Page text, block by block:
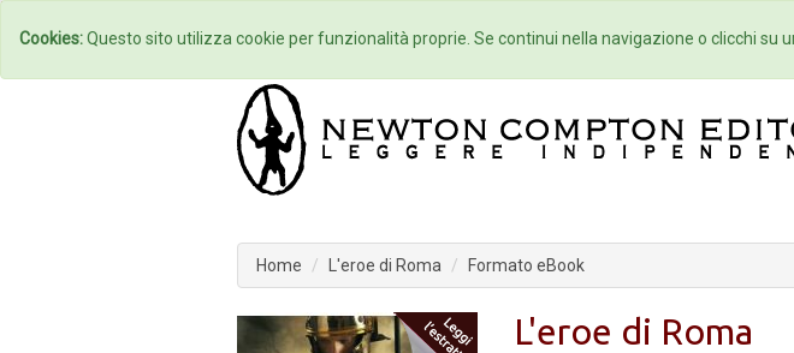
Home Autori Eventi Collane
Home L'eroe di Roma Formato eBook
L'eroe di Roma
Cookies:Questo sito utilizza cookie per funzionalità proprie. Se continui nella navigazione o clicchi su